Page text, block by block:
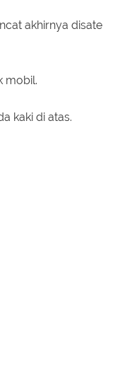
akhirnya disate
mobil.
kaki di atas.